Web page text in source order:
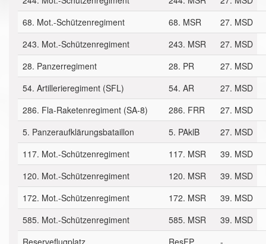
68. Mot.-Schützenregiment
68. MSR
27. MSD
243. Mot.-Schützenregiment
243. MSR
27. MSD
28. Panzerregiment
28. PR
27. MSD
54. Artillerieregiment (SFL)
54. AR
27. MSD
286. Fla-Raketenregiment (SA-8)
286. FRR
27. MSD
5. Panzeraufklärungsbataillon
5. PAklB
27. MSD
117. Mot.-Schützenregiment
117. MSR
39. MSD
120. Mot.-Schützenregiment
120. MSR
39. MSD
172. Mot.-Schützenregiment
172. MSR
39. MSD
585. Mot.-Schützenregiment
585. MSR
39. MSD
Reserveflugplatz
ResFP -